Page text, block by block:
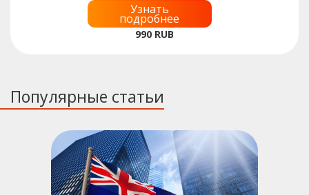
Узнать
подробнее
990 RUB
Популярные статьи